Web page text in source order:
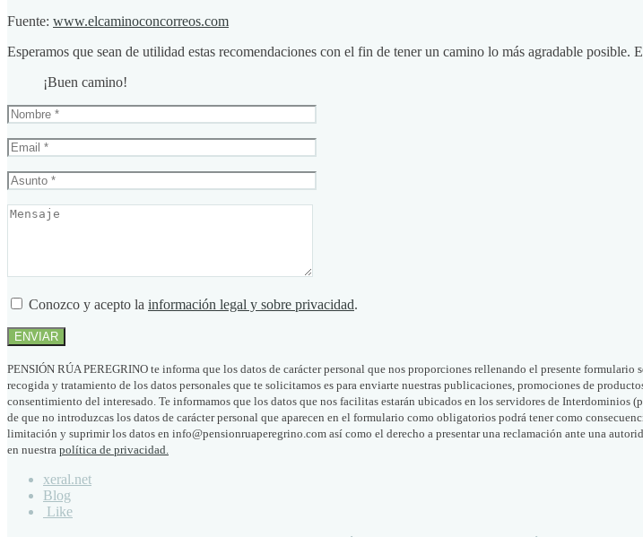
Fuente: www.elcaminoconcorreos.com
Esperamos que sean de utilidad estas recomendaciones con el fin de tener un camino lo más agradable posible.
¡Buen camino!
Conozco y acepto la información legal y sobre privacidad.
PENSIÓN RÚA PEREGRINO te informa que los datos de carácter personal que nos proporciones rellenando el presente
recogida y tratamiento de los datos personales que te solicitamos es para enviarte nuestras publicaciones, promociones de
consentimiento del interesado. Te informamos que los datos que nos facilitas estarán ubicados en los servidores de Interdominios
de que no introduzcas los datos de carácter personal que aparecen en el formulario como obligatorios podrá tener como
limitación y suprimir los datos en info@pensionruaperegrino.com así como el derecho a presentar una reclamación ante una
en nuestra política de privacidad.
xeral.net
Blog
Like